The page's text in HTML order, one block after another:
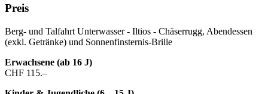
Preis
Berg- und Talfahrt Unterwasser - Iltios - Chäserrugg, Abendessen
(exkl. Getränke) und Sonnenfinsternis-Brille
Erwachsene (ab 16 J)
CHF 115.–